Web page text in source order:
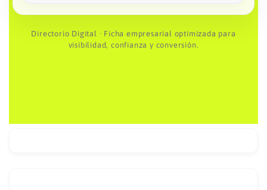
Directorio Digital · Ficha empresarial optimizada para
visibilidad, confianza y conversión.